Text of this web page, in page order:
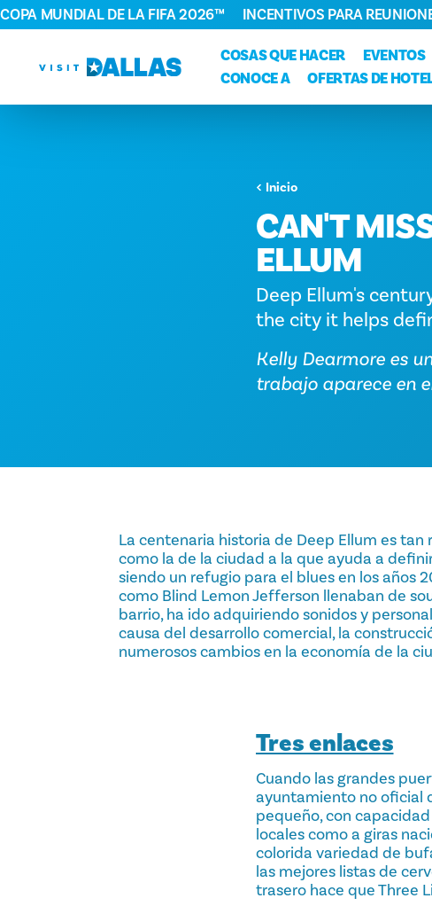
Ir al contenido
COSAS QUE HACER
EVENTOS
CONOCE A
OFERTAS DE
COPA MUNDIAL DE LA FIFA 2026™ INCENTIVOS PARA
Inicio
CAN'T
ELLUM
Deep Ellum's
the city it helps
Kelly Dearmore es
trabajo aparece en
La centenaria historia de Deep Ellum es tan
como la de la ciudad a la que ayuda a
siendo un refugio para el blues en los años
como Blind Lemon Jefferson llenaban de
barrio, ha ido adquiriendo sonidos y
causa del desarrollo comercial, la
numerosos cambios en la economía de la
Tres enlaces
Cuando las grandes
ayuntamiento no oficial
pequeño, con
locales como a giras
colorida variedad de
las mejores listas de
trasero hace que Three